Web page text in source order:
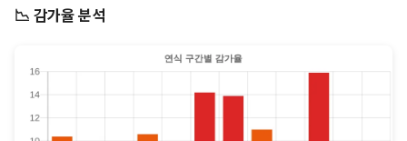
📉 감가율 분석